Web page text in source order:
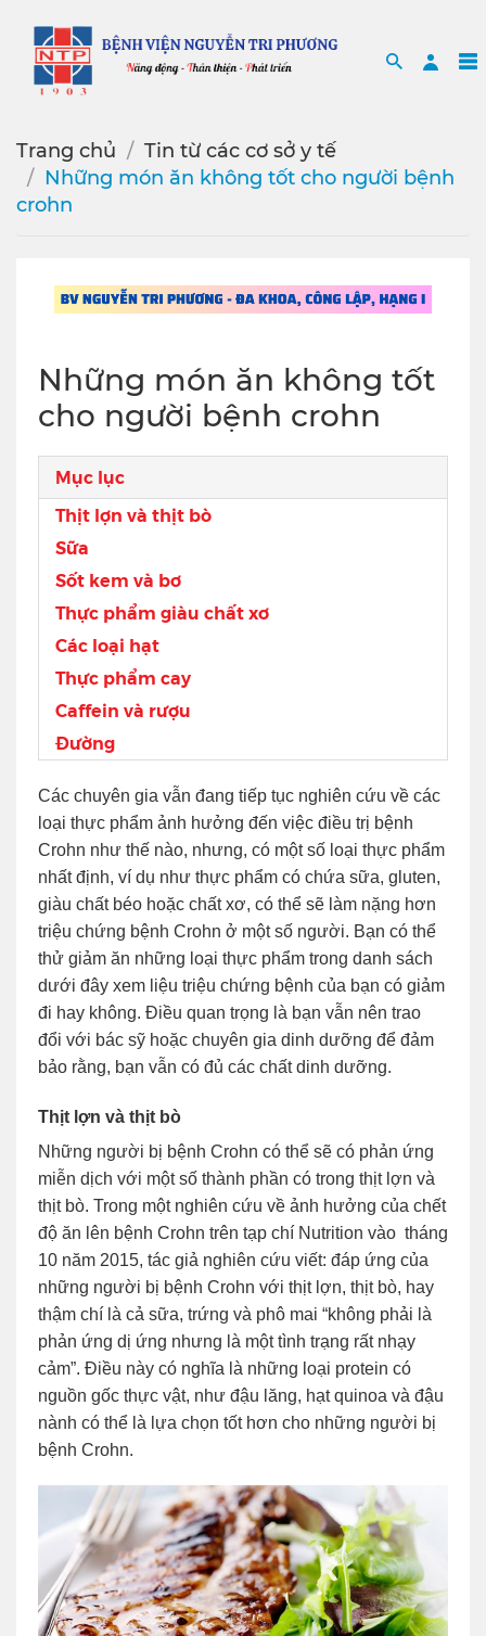
Search
Trang chủ
Tin từ các cơ sở y tế
Những món ăn không tốt cho người bệnh
crohn
Những món ăn không tốt
cho người bệnh crohn
Mục lục
Thịt lợn và thịt bò
Sữa
Sốt kem và bơ
Thực phẩm giàu chất xơ
Các loại hạt
Thực phẩm cay
Caffein và rượu
Đường
Các chuyên gia vẫn đang tiếp tục nghiên cứu về các
loại thực phẩm ảnh hưởng đến việc điều trị bệnh
Crohn như thế nào, nhưng, có một số loại thực phẩm
nhất định, ví dụ như thực phẩm có chứa sữa, gluten,
giàu chất béo hoặc chất xơ, có thể sẽ làm nặng hơn
triệu chứng bệnh Crohn ở một số người. Bạn có thể
thử giảm ăn những loại thực phẩm trong danh sách
dưới đây xem liệu triệu chứng bệnh của bạn có giảm
đi hay không. Điều quan trọng là bạn vẫn nên trao
đổi với bác sỹ hoặc chuyên gia dinh dưỡng để đảm
bảo rằng, bạn vẫn có đủ các chất dinh dưỡng.
Thịt lợn và thịt bò
Những người bị bệnh Crohn có thể sẽ có phản ứng
miễn dịch với một số thành phần có trong thịt lợn và
thịt bò. Trong một nghiên cứu về ảnh hưởng của chết
độ ăn lên bệnh Crohn trên tạp chí Nutrition vào tháng
10 năm 2015, tác giả nghiên cứu viết: đáp ứng của
những người bị bệnh Crohn với thịt lợn, thịt bò, hay
thậm chí là cả sữa, trứng và phô mai “không phải là
phản ứng dị ứng nhưng là một tình trạng rất nhạy
cảm”. Điều này có nghĩa là những loại protein có
nguồn gốc thực vật, như đậu lăng, hạt quinoa và đậu
nành có thể là lựa chọn tốt hơn cho những người bị
bệnh Crohn.